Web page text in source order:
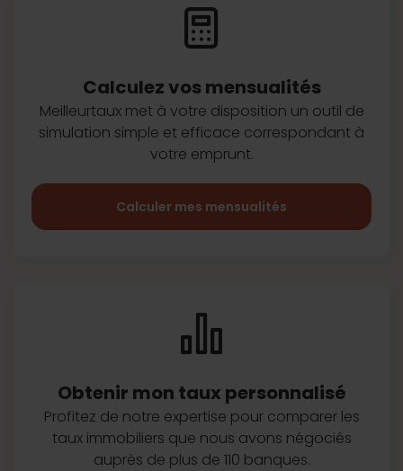
Calculez vos mensualités
Meilleurtaux met à votre disposition un outil de
simulation simple et efficace correspondant à
votre emprunt.
Calculer mes mensualités
Obtenir mon taux personnalisé
Profitez de notre expertise pour comparer les
taux immobiliers que nous avons négociés
auprès de plus de 110 banques.